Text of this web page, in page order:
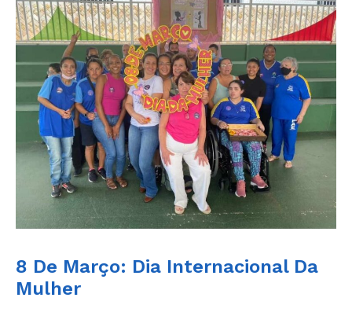
8 De Março: Dia Internacional Da
Mulher